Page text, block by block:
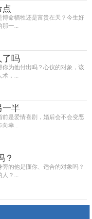
点
命牺牲还是富贵在天？今生好
一...
了吗
为他付出吗？心仪的对象，该
，...
一半
是爱情喜剧，婚后会不会变恶
幸...
？
的他是懂你、适合的对象吗？
？...